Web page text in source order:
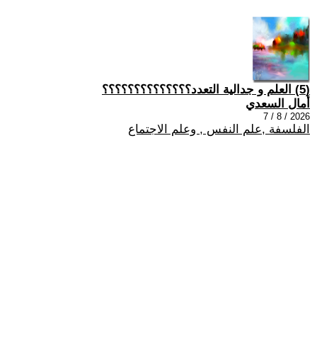
(5) العلم و جدالية التعدد؟؟؟؟؟؟؟؟؟؟؟؟؟؟
أمال السعدي
2026 / 8 / 7
الفلسفة ,علم النفس , وعلم الاجتماع